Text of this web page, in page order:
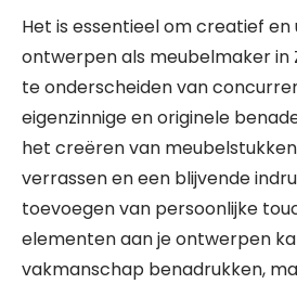
Het is essentieel om creatief en
ontwerpen als meubelmaker in
te onderscheiden van
eigenzinnige en originele
het creëren van
verrassen en een blijvende
toevoegen van persoonlijke
elementen aan je ontwerpen
vakmanschap benadrukken,